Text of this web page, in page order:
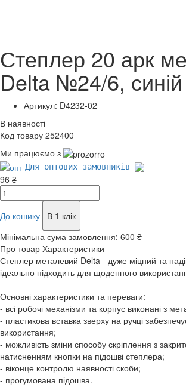
Степлер 20 арк
Delta №24/6, синій
Артикул: D4232-02
В наявності
Код товару 252400
Ми працюємо з
Для оптових замовників
96 ₴
До кошику
В 1 клік
Мінімальна сума замовлення: 600 ₴
Про товар Характеристики
Степлер металевий Delta - дуже міцний та
ідеально підходить для щоденного
Основні характеристики та переваги:
- всі робочі механізми та корпус виконані з
- пластикова вставка зверху на ручці
використання;
- можливість зміни способу скріплення з
натисненням кнопки на підошві степлера;
- віконце контролю наявності скоби;
- прогумована підошва.